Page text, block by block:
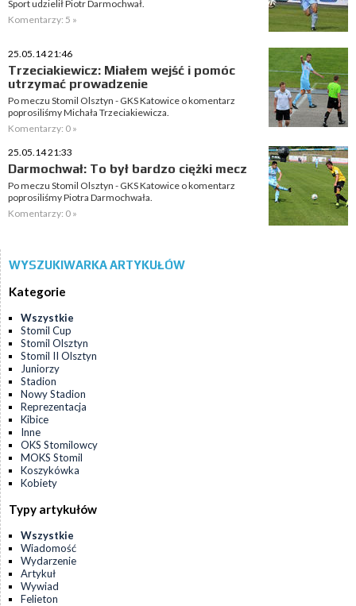
Sport udzielił Piotr Darmochwał.
Komentarzy: 5 »
25.05.14 21:46
Trzeciakiewicz: Miałem wejść i pomóc
utrzymać prowadzenie
Po meczu Stomil Olsztyn - GKS Katowice o komentarz
poprosiliśmy Michała Trzeciakiewicza.
Komentarzy: 0 »
25.05.14 21:33
Darmochwał: To był bardzo ciężki mecz
Po meczu Stomil Olsztyn - GKS Katowice o komentarz
poprosiliśmy Piotra Darmochwała.
Komentarzy: 0 »
WYSZUKIWARKA ARTYKUŁÓW
Kategorie
Wszystkie
Stomil Cup
Stomil Olsztyn
Stomil II Olsztyn
Juniorzy
Stadion
Nowy Stadion
Reprezentacja
Kibice
Inne
OKS Stomilowcy
MOKS Stomil
Koszykówka
Kobiety
Typy artykułów
Wszystkie
Wiadomość
Wydarzenie
Artykuł
Wywiad
Felieton